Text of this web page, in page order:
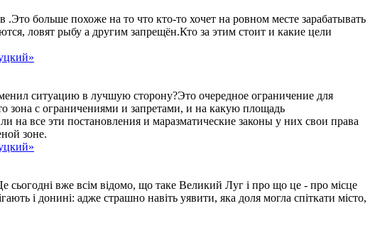
больше похоже на то что кто-то хочет на ровном месте зарабатывать
ловят рыбу а другим запрещён.Кто за этим стоит и какие цели
ситуацию в лучшую сторону?Это очередное ограничение для
зона с ограничениями и запретами, и на какую площадь
на все эти постановления и маразматические законы у них свои права
зоне.
сьогодні вже всім відомо, що таке Великий Луг і про що це - про місце
і донині: адже страшно навіть уявити, яка доля могла спіткати місто,